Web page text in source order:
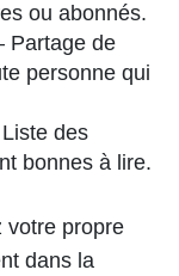
ou abonnés.
Partage de
personne qui
des
bonnes à lire.
votre propre
dans la